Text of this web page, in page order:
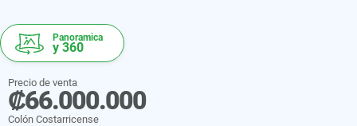
Panoramica
y 360
Precio de venta
₡66.000.000
Colón Costarricense